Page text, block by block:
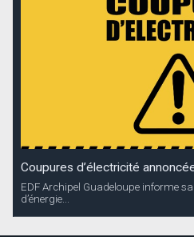
Coupures d’électricité
EDF Archipel Guadeloupe informe
d’énergie...